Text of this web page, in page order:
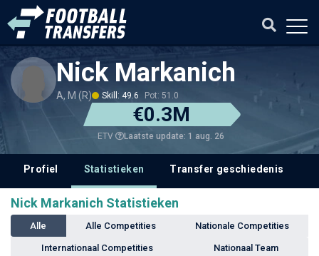
Nick Markanich
A, M (R) Skill: 49.6 Pot: 51.0
€0.3M
ETV Laatste update: 1 aug. 26
Profiel Statistieken Transfer geschiedenis
Nick Markanich Statistieken
Alle Alle Competities Nationale Competities
Internationaal Competities Nationaal Team